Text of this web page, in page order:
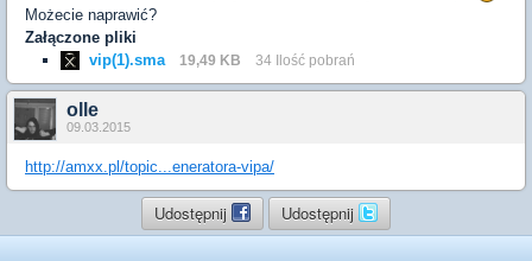
Możecie naprawić?
Załączone pliki
vip(1).sma
19,49 KB 34 Ilość pobrań
olle
09.03.2015
http://amxx.pl/topic...eneratora-vipa/
Udostępnij Udostępnij